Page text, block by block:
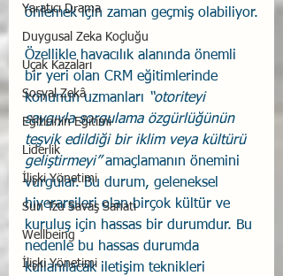
Yaratıcı Drama
Duygusal Zeka Koçluğu
Uçak Kazaları
Sosyal Zekâ
Eğiticinin Eğitimi
Liderlik
İlişki Yönetimi
Sun Tzu Savaş Sanatı
Wellbeing
İlişki Yönetimi
önlemek için zaman geçmiş olabiliyor.
Özellikle havacılık alanında önemli
bir yeri olan CRM eğitimlerinde
konunun uzmanları “otoriteyi
saygıyla sorgulama özgürlüğünün
teşvik edildiği bir iklim veya kültürü
geliştirmeyi” amaçlamanın önemini
vurgular. Bu durum, geleneksel
hiyerarşileri olan birçok kültür ve
kuruluş için hassas bir durumdur. Bu
nedenle bu hassas durumda
kullanılacak iletişim teknikleri